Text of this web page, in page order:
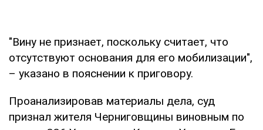
"Вину не признает, поскольку считает, что
отсутствуют основания для его мобилизации",
– указано в пояснении к приговору.
Проанализировав материалы дела, суд
признал жителя Черниговщины виновным по